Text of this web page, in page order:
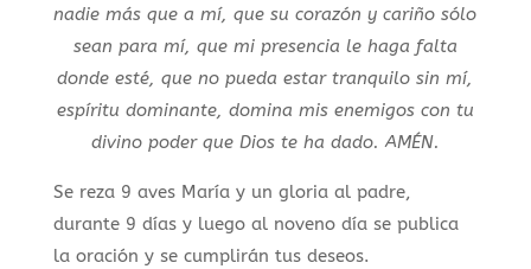
nadie más que a mí, que su corazón y cariño sólo
sean para mí, que mi presencia le haga falta
donde esté, que no pueda estar tranquilo sin mí,
espíritu dominante, domina mis enemigos con tu
divino poder que Dios te ha dado. AMÉN.
Se reza 9 aves María y un gloria al padre,
durante 9 días y luego al noveno día se publica
la oración y se cumplirán tus deseos.